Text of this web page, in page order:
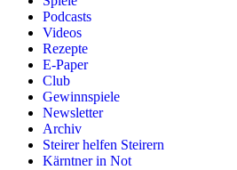
Podcasts
Videos
Rezepte
E-Paper
Club
Gewinnspiele
Newsletter
Archiv
Steirer helfen Steirern
Kärntner in Not